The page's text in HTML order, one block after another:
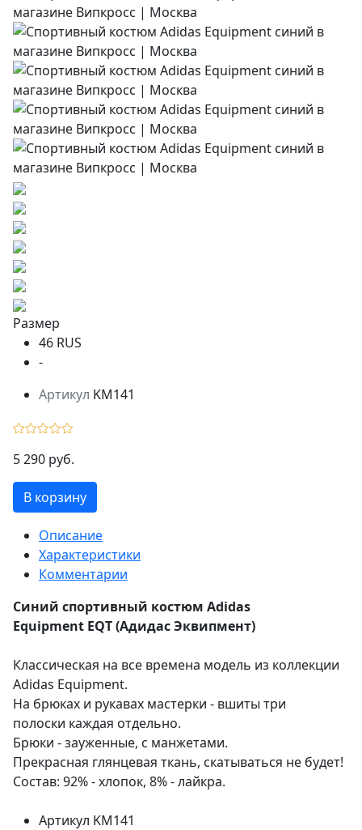
Размер
46 RUS
-
Артикул KM141
5 290 руб.
В корзину
Описание
Характеристики
Комментарии
Синий спортивный костюм Adidas
Equipment EQT (Адидас Эквипмент)
Классическая на все времена модель из коллекции
Adidas Equipment.
На брюках и рукавах мастерки - вшиты три
полоски каждая отдельно.
Брюки - зауженные, с манжетами.
Прекрасная глянцевая ткань, скатываться не будет!
Состав: 92% - хлопок, 8% - лайкра.
Артикул KM141